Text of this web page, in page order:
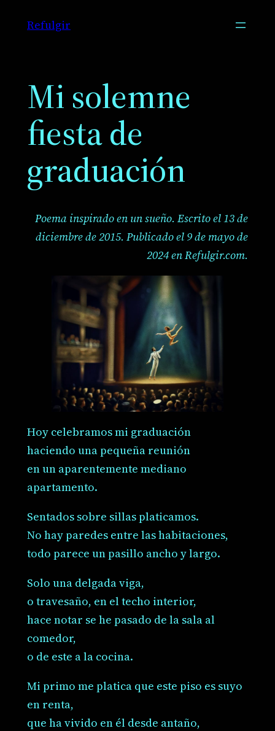
Refulgir
Mi solemne
fiesta de
graduación
Poema inspirado en un sueño. Escrito el 13 de
diciembre de 2015. Publicado el 9 de mayo de
2024 en Refulgir.com.
Hoy celebramos mi graduación
haciendo una pequeña reunión
en un aparentemente mediano
apartamento.
Sentados sobre sillas platicamos.
No hay paredes entre las habitaciones,
todo parece un pasillo ancho y largo.
Solo una delgada viga,
o travesaño, en el techo interior,
hace notar se he pasado de la sala al
comedor,
o de este a la cocina.
Mi primo me platica que este piso es suyo
en renta,
que ha vivido en él desde antaño,